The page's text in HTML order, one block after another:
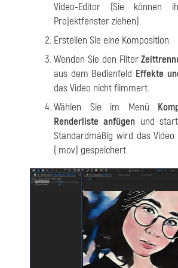
Video-Editor (Sie
Projektfenster ziehen).
Erstellen Sie eine Komposition.
Wenden Sie den Filter
aus dem Bedienfeld Effekte
das Video nicht flimmert.
Wählen Sie im Menü
Renderliste anfügen und
Standardmäßig wird das
(.mov) gespeichert.